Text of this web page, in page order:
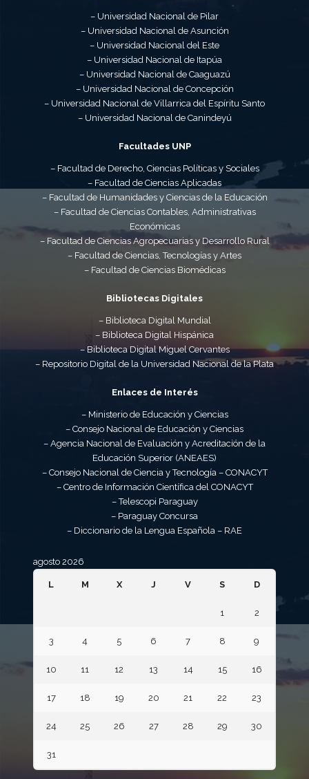
– Universidad Nacional de Pilar
– Universidad Nacional de Asunción
– Universidad Nacional del Este
– Universidad Nacional de Itapúa
– Universidad Nacional de Caaguazú
– Universidad Nacional de Concepción
– Universidad Nacional de Villarrica del Espíritu Santo
– Universidad Nacional de Canindeyú
Facultades UNP
– Facultad de Derecho, Ciencias Políticas y Sociales
– Facultad de Ciencias Aplicadas
– Facultad de Humanidades y Ciencias de la Educación
– Facultad de Ciencias Contables, Administrativas
Económicas
– Facultad de Ciencias Agropecuarias y Desarrollo Rural
– Facultad de Ciencias, Tecnologías y Artes
– Facultad de Ciencias Biomédicas
Bibliotecas Digitales
– Biblioteca Digital Mundial
– Biblioteca Digital Hispánica
– Biblioteca Digital Miguel Cervantes
– Repositorio Digital de la Universidad Nacional de la Plata
Enlaces de Interés
– Ministerio de Educación y Ciencias
– Consejo Nacional de Educación y Ciencias
– Agencia Nacional de Evaluación y Acreditación de la
Educación Superior (ANEAES)
– Consejo Nacional de Ciencia y Tecnología – CONACYT
– Centro de Información Científica del CONACYT
– Telescopi Paraguay
– Paraguay Concursa
– Diccionario de la Lengua Española – RAE
agosto 2026
L M X J V S D
1 2
3 4 5 6 7 8 9
10 11 12 13 14 15 16
17 18 19 20 21 22 23
24 25 26 27 28 29 30
31